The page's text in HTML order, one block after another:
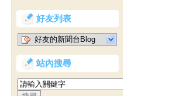
好友列表
好友的新聞台Blog
站內搜尋